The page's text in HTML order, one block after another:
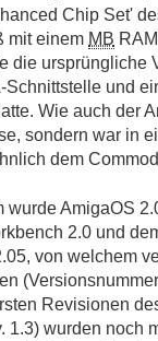
Chip Set'
mit einem MB
die ursprüngliche
und
Wie auch der
sondern war in
dem
wurde AmigaOS
2.0 und
von welchem
Revisionen
1.3) wurden noch